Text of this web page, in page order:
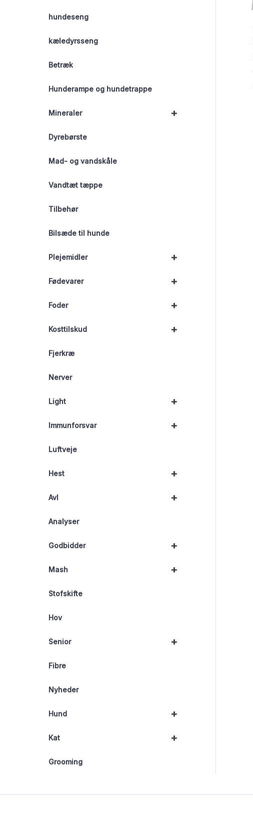
hundeseng
kæledyrsseng
Betræk
Hunderampe og hundetrappe
+
Mineraler
Dyrebørste
Mad- og vandskåle
Vandtæt tæppe
Tilbehør
Bilsæde til hunde
+
Plejemidler
+
Fødevarer
+
Foder
+
Kosttilskud
Fjerkræ
Nerver
+
Light
+
Immunforsvar
Luftveje
+
Hest
+
Avl
Analyser
+
Godbidder
+
Mash
Stofskifte
Hov
+
Senior
Fibre
Nyheder
+
Hund
+
Kat
Grooming